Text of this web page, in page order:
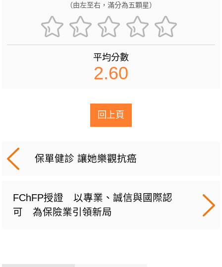
（由左至右，滿分為五顆星）
平均分數
2.60
回上頁
保單健診 讓她樂觀抗癌
FChFP授證 以專業、誠信與國際認
可 為保險業引領新局